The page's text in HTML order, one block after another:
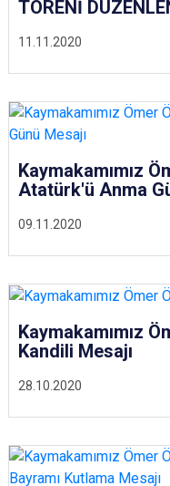
11.11.2020
TÖRENİ
09.11.2020
Kaymakamımız
Atatürk'ü Anma
28.10.2020
Kaymakamımız
Kandili Mesajı